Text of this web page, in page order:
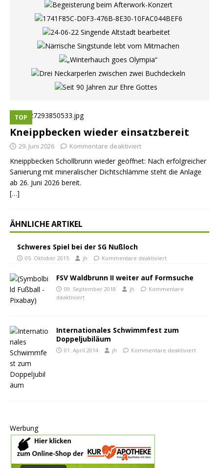
TOP
Kneippbecken wieder einsatzbereit
29. Juni 2026 Kommentare deaktiviert
Kneippbecken Schollbrunn wieder geöffnet: Nach erfolgreicher
Sanierung mit mineralischer Dichtschlämme steht die Anlage
ab 26. Juni 2026 bereit.
[…]
ÄHNLICHE ARTIKEL
Schweres Spiel bei der SG Nußloch
05. Oktober 2015 jh Kommentare deaktiviert
FSV Waldbrunn II weiter auf Formsuche
09. September 2018 jh
Kommentare
deaktiviert
Internationales Schwimmfest zum
Doppeljubiläum
01. April 2014 jh Kommentare deaktiviert
Werbung